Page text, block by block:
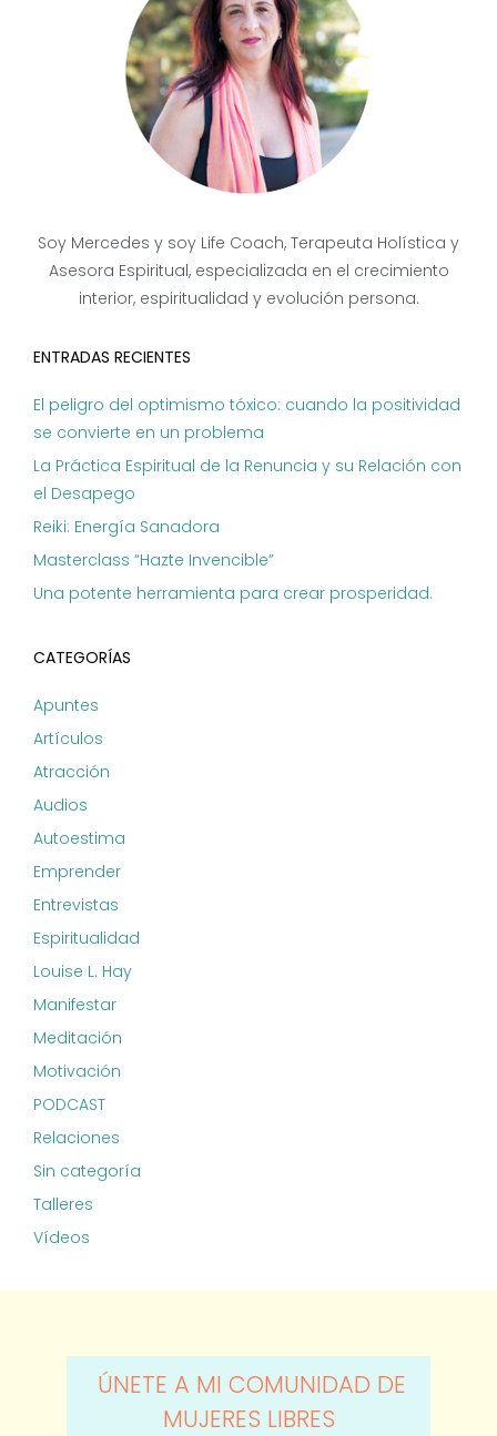
Soy Mercedes y soy Life Coach, Terapeuta Holística y
Asesora Espiritual, especializada en el crecimiento
interior, espiritualidad y evolución persona.
ENTRADAS RECIENTES
El peligro del optimismo tóxico: cuando la positividad
se convierte en un problema
La Práctica Espiritual de la Renuncia y su Relación con
el Desapego
Reiki: Energía Sanadora
Masterclass “Hazte Invencible”
Una potente herramienta para crear prosperidad.
CATEGORÍAS
Apuntes
Artículos
Atracción
Audios
Autoestima
Emprender
Entrevistas
Espiritualidad
Louise L. Hay
Manifestar
Meditación
Motivación
PODCAST
Relaciones
Sin categoría
Talleres
Vídeos
ÚNETE A MI COMUNIDAD DE
MUJERES LIBRES